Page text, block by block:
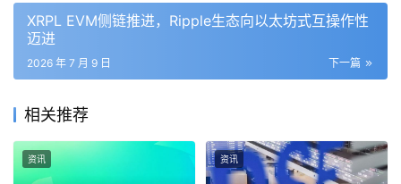
资产的需求以及代币价格波动带来的利润。他强调，盈利并
不能减轻罪行，非法挖矿违法且给电力公司及其客户造成实
际损失。
调查人员正在建立可疑房产名单。TNB已开始安装智能电
表，能够实时检测篡改或异常用电行为。
XRPL EVM侧链推进，Ripple生态向以太坊式互操作性
迈进
下一篇
2026 年 7 月 9 日
相关推荐
资讯 资讯